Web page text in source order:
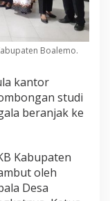
Boalemo.
kantor
studi
beranjak ke
Kabupaten
oleh
Desa